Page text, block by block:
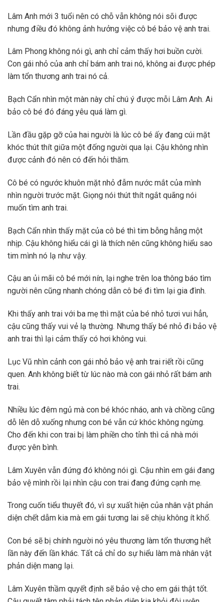
Lâm Anh mới 3 tuổi nên có chỗ vẫn không nói sõi được
nhưng điều đó không ảnh hưởng việc cô bé bảo vệ anh trai.
Lâm Phong không nói gì, anh chỉ cảm thấy hơi buồn cười.
Con gái nhỏ của anh chỉ bám anh trai nó, không ai được phép
làm tổn thương anh trai nó cả.
Bạch Cẩn nhìn một màn này chỉ chú ý được mỗi Lâm Anh. Ai
bảo cô bé đó đáng yêu quá làm gì.
Lần đầu gặp gỡ của hai người là lúc cô bé ấy đang cúi mặt
khóc thút thít giữa một đống người qua lại. Cậu không nhìn
được cảnh đó nên có đến hỏi thăm.
Cô bé có ngước khuôn mặt nhỏ đẫm nước mắt của mình
nhìn người trước mặt. Giọng nói thút thít ngắt quãng nói
muốn tìm anh trai.
Bạch Cẩn nhìn thấy mặt của cô bé thì tim bỗng hẫng một
nhịp. Cậu không hiểu cái gì là thích nên cũng không hiểu sao
tim mình nó lạ như vậy.
Cậu an ủi mãi cô bé mới nín, lại nghe trên loa thông báo tìm
người nên cũng nhanh chóng dẫn cô bé đi tìm lại gia đình.
Khi thấy anh trai với ba mẹ thì mặt của bé nhỏ tươi vui hẳn,
cậu cũng thấy vui vẻ lạ thường. Nhưng thấy bé nhỏ đi bảo vệ
anh trai thì lại cảm thấy có hơi không vui.
Lục Vũ nhìn cảnh con gái nhỏ bảo vệ anh trai riết rồi cũng
quen. Anh không biết từ lúc nào mà con gái nhỏ rất bám anh
trai.
Nhiều lúc đêm ngủ mà con bé khóc nháo, anh và chồng cũng
dỗ lên dỗ xuống nhưng con bé vẫn cứ khóc không ngừng.
Cho đến khi con trai bị làm phiền cho tỉnh thì cả nhà mới
được yên bình.
Lâm Xuyên vẫn đứng đó không nói gì. Cậu nhìn em gái đang
bảo vệ mình rồi lại nhìn cậu con trai đang đứng cạnh mẹ.
Trong cuốn tiểu thuyết đó, vì sự xuất hiện của nhân vật phản
diện chết dẫm kia mà em gái tương lai sẽ chịu không ít khổ.
Con bé sẽ bị chính người nó yêu thương làm tổn thương hết
lần này đến lần khác. Tất cả chỉ do sự hiểu làm mà nhân vật
phản diện mang lại.
Lâm Xuyên thầm quyết định sẽ bảo vệ cho em gái thật tốt.